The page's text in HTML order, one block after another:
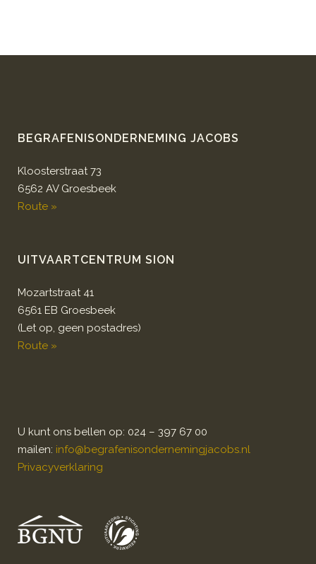
BEGRAFENISONDERNEMING JACOBS
Kloosterstraat 73
6562 AV Groesbeek
Route »
UITVAARTCENTRUM SION
Mozartstraat 41
6561 EB Groesbeek
(Let op, geen postadres)
Route »
U kunt ons bellen op: 024 – 397 67 00
mailen: info@begrafenisondernemingjacobs.nl
Privacyverklaring